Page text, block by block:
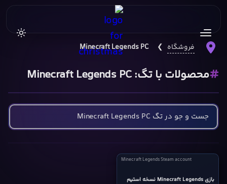
فروشگاه ❯
Minecraft Legends PC
محصولات با تگ: Minecraft Legends PC
Minecraft
Steam
Minecraft Legends Steam account
بازی Minecraft Legends نسخه استیم